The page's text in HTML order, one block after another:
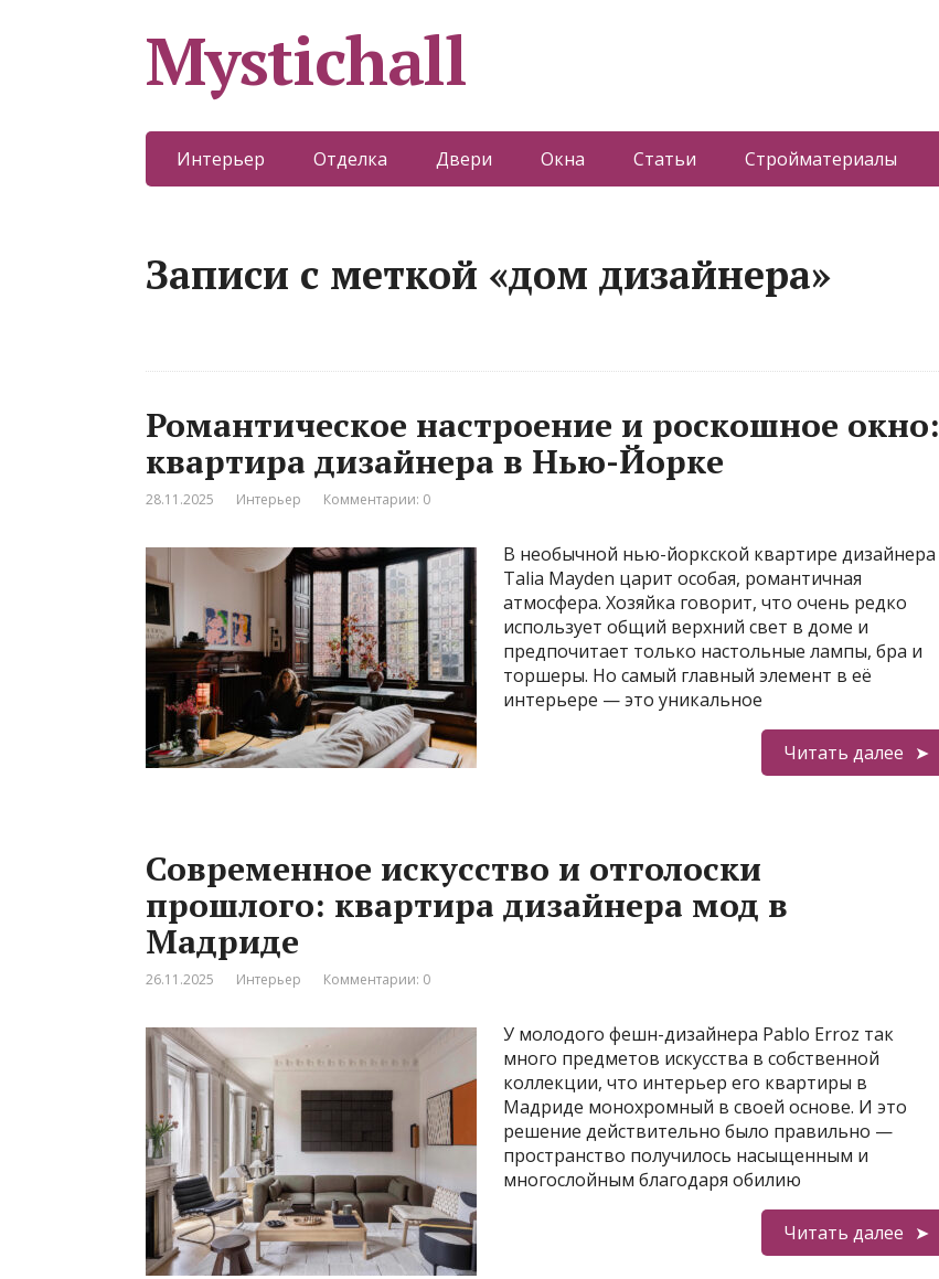
Mystichall
Интерьер Отделка Двери Окна Статьи Стройматериалы
Записи с меткой «дом дизайнера»
Романтическое настроение и роскошное окно:
квартира дизайнера в Нью-Йорке
28.11.2025 Интерьер Комментарии: 0
В необычной нью-йоркской квартире дизайнера
Talia Mayden царит особая, романтичная
атмосфера. Хозяйка говорит, что очень редко
использует общий верхний свет в доме и
предпочитает только настольные лампы, бра и
торшеры. Но самый главный элемент в её
интерьере — это уникальное
Читать далее
Современное искусство и отголоски
прошлого: квартира дизайнера мод в
Мадриде
26.11.2025 Интерьер Комментарии: 0
У молодого фешн-дизайнера Pablo Erroz так
много предметов искусства в собственной
коллекции, что интерьер его квартиры в
Мадриде монохромный в своей основе. И это
решение действительно было правильно —
пространство получилось насыщенным и
многослойным благодаря обилию
Читать далее